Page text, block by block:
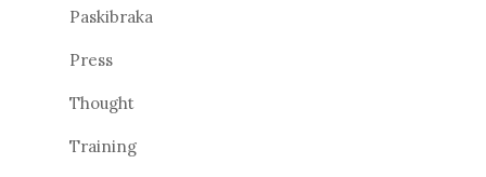
Paskibraka
Press
Thought
Training